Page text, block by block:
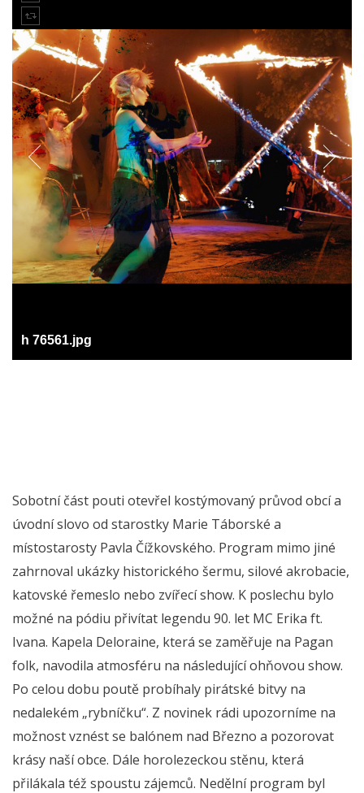
h 76561.jpg
Sobotní část pouti otevřel kostýmovaný průvod obcí a
úvodní slovo od starostky Marie Táborské a
místostarosty Pavla Čížkovského. Program mimo jiné
zahrnoval ukázky historického šermu, silové akrobacie,
katovské řemeslo nebo zvířecí show. K poslechu bylo
možné na pódiu přivítat legendu 90. let MC Erika ft.
Ivana. Kapela Deloraine, která se zaměřuje na Pagan
folk, navodila atmosféru na následující ohňovou show.
Po celou dobu poutě probíhaly pirátské bitvy na
nedalekém „rybníčku“. Z novinek rádi upozorníme na
možnost vznést se balónem nad Březno a pozorovat
krásy naší obce. Dále horolezeckou stěnu, která
přilákala též spoustu zájemců. Nedělní program byl